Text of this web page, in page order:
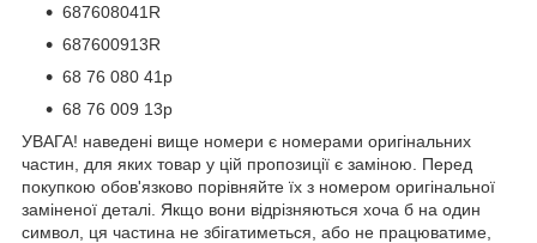
687608041R
687600913R
68 76 080 41р
68 76 009 13р
УВАГА! наведені вище номери є номерами оригінальних
частин, для яких товар у цій пропозиції є заміною. Перед
покупкою обов'язково порівняйте їх з номером оригінальної
заміненої деталі. Якщо вони відрізняються хоча б на один
символ, ця частина не збігатиметься, або не працюватиме,